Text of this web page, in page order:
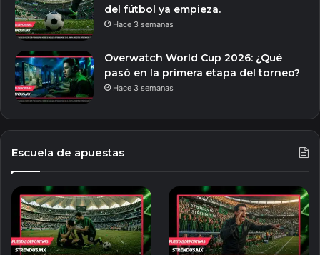
del fútbol ya empieza.
Hace 3 semanas
Overwatch World Cup 2026: ¿Qué
pasó en la primera etapa del torneo?
Hace 3 semanas
Escuela de apuestas